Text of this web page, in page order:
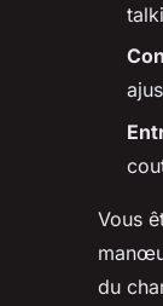
Vous
du